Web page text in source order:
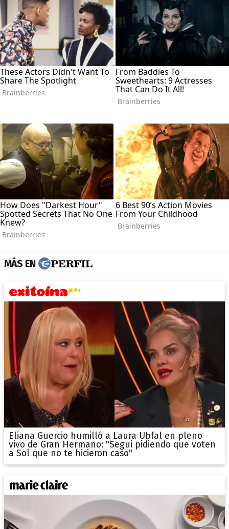
MÁS EN
Eliana Guercio humilló a Laura Ubfal en pleno
vivo de Gran Hermano: "Segui pidiendo que voten
a Sol que no te hicieron caso"